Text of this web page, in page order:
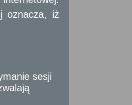
od wielu
oznacza, iż
sesji